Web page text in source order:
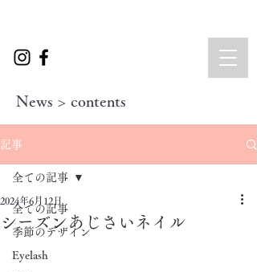
News > contents
記事
全ての記事
季節のデザイン
Eyelash
全ての記事
シーズンあじさいネイル
2024年6月12日